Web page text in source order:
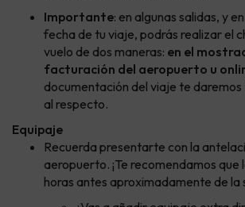
Importante: en algunas salidas, y
fecha de tu viaje, podrás realizar el
vuelo de dos maneras: en el
facturación del aeropuerto u
documentación del viaje te
al respecto.
Equipaje
Recuerda presentarte con la
aeropuerto. ¡Te recomendamos que
horas antes aproximadamente de la